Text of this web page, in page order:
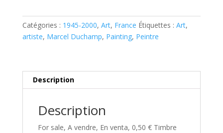
Marcel
Duchamp
Catégories : 1945-2000, Art, France Étiquettes : Art,
artiste, Marcel Duchamp, Painting, Peintre
Description
Description
For sale, A vendre, En venta, 0,50 € Timbre